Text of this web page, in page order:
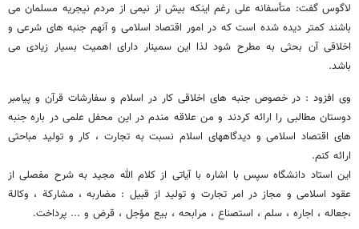
لاگوس گفت: متأسفانه علی رغم اینکه بیش از نیمی از مردم نیجریه مسلمان می
باشند کمتر دیده شده است که در امور اقتصاد اسلامی و آنهم جنبه های شرعی و
اخلاقی آن بحثی به مطرح شود لذا این سمینار دارای اهمیت بسیار زیادی می
باشد.
وی افزود : در خصوص جنبه های اخلاقی کار در اسلام و سفارشات قرآن و پیامبر
دوستان مطالبی را ارائه کردند و من علاقه مندم در این محفل علمی در باره جنبه
های اقتصاد اسلامی و دیدگاههای اسلام نسبت به تجارت ، کار و تولید مباحثی
ارائه کنم.
این استاد دانشگاه سپس با اشاره با آیاتی از کلام الله مجید به شرح مفصلی از
عقود اسلامی و مجاز در امر تجارت و تولید از قبیل : مضاربه ، مشارکة ، وکالة
،جعاله ، اجاره ، سلم ، استصناع ، مرابحه ، بیع مؤجل ، قرض و ... پرداخت.